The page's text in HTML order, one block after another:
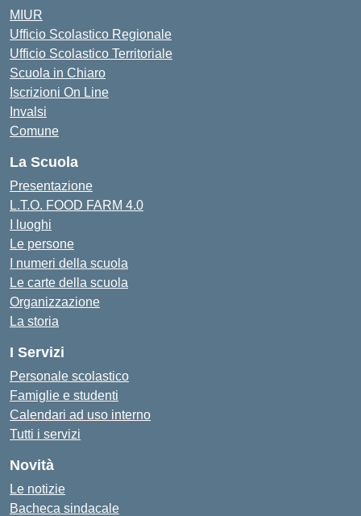
MIUR
Ufficio Scolastico Regionale
Ufficio Scolastico Territoriale
Scuola in Chiaro
Iscrizioni On Line
Invalsi
Comune
La Scuola
Presentazione
L.T.O. FOOD FARM 4.0
I luoghi
Le persone
I numeri della scuola
Le carte della scuola
Organizzazione
La storia
I Servizi
Personale scolastico
Famiglie e studenti
Calendari ad uso interno
Tutti i servizi
Novità
Le notizie
Bacheca sindacale